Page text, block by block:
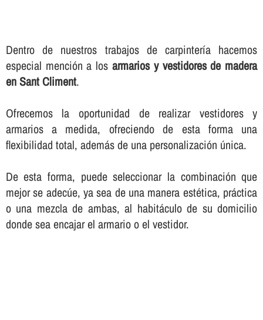
Dentro de nuestros trabajos de carpinterí­a hacemos
especial mención a los armarios y vestidores de madera
en Sant Climent.
Ofrecemos la oportunidad de realizar vestidores y
armarios a medida, ofreciendo de esta forma una
flexibilidad total, además de una personalización única.
De esta forma, puede seleccionar la combinación que
mejor se adecúe, ya sea de una manera estética, práctica
o una mezcla de ambas, al habitáculo de su domicilio
donde sea encajar el armario o el vestidor.